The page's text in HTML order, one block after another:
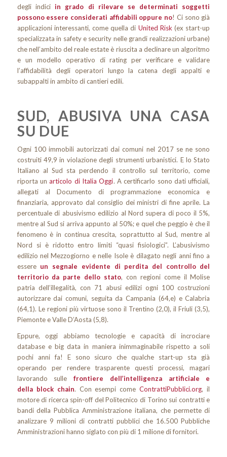
degli indiciin grado di rilevare se determinati soggetti
possono essere considerati affidabili oppure no! Ci sono già
applicazioni interessanti, come quella di United Risk (ex start-up
specializzata in safety e security nelle grandi realizzazioni urbane)
che nell’ambito del reale estate è riuscita a declinare un algoritmo
e un modello operativo di rating per verificare e validare
l’affidabilità degli operatori lungo la catena degli appalti e
subappalti in ambito di cantieri edili.
SUD, ABUSIVA UNA CASA
SU DUE
Ogni 100 immobili autorizzati dai comuni nel 2017 se ne sono
costruiti 49,9 in violazione degli strumenti urbanistici. E lo Stato
Italiano al Sud sta perdendo il controllo sul territorio, come
riporta unarticolo di Italia Oggi. A certificarlo sono dati ufficiali,
allegati al Documento di programmazione economica e
finanziaria, approvato dal consiglio dei ministri di fine aprile. La
percentuale di abusivismo edilizio al Nord supera di poco il 5%,
mentre al Sud si arriva appunto al 50%; e quel che peggio è che il
fenomeno è in continua crescita, soprattutto al Sud, mentre al
Nord si è ridotto entro limiti “quasi fisiologici”. L’abusivismo
edilizio nel Mezzogiorno e nelle Isole è dilagato negli anni fino a
essere un segnale evidente di perdita del controllo del
territorio da parte dello stato, con regioni come il Molise
patria dell’illegalità, con 71 abusi edilizi ogni 100 costruzioni
autorizzare dai comuni, seguita da Campania (64,e) e Calabria
(64,1). Le regioni più virtuose sono il Trentino (2,0), il Friuli (3,5),
Piemonte e Valle D’Aosta (5,8).
Eppure, oggi abbiamo tecnologie e capacità di incrociare
database e big data in maniera inimmaginabile rispetto a soli
pochi anni fa! E sono sicuro che qualche start-up sta già
operando per rendere trasparente questi processi, magari
lavorando sullefrontiere dell’intelligenza artificiale e
della block chain. Con esempi comeContrattiPubblici.org, il
motore di ricerca spin-off del Politecnico di Torino sui contratti e
bandi della Pubblica Amministrazione italiana, che permette di
analizzare 9 milioni di contratti pubblici che 16.500 Pubbliche
Amministrazioni hanno siglato con più di 1 milione di fornitori.